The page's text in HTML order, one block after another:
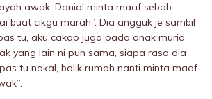
awak, Danial minta maaf sebab
buat cikgu marah”. Dia angguk je sambil
tu, aku cakap juga pada anak murid
yang lain ni pun sama, siapa rasa dia
tu nakal, balik rumah nanti minta maaf